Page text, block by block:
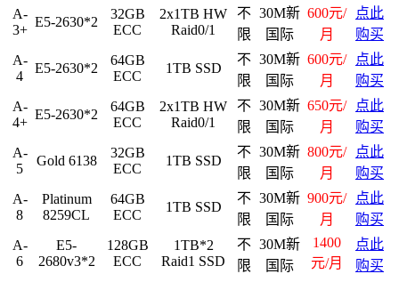
A-
3+
E5-2630*2
32GB
ECC
2x1TB HW
Raid0/1
不
限
30M新
国际
600元/
月
点此
购买
A-
4
E5-2630*2
64GB
ECC
1TB SSD
不
限
30M新
国际
600元/
月
点此
购买
A-
4+
E5-2630*2
64GB
ECC
2x1TB HW
Raid0/1
不
限
30M新
国际
650元/
月
点此
购买
A-
5
Gold 6138
32GB
ECC
1TB SSD
不
限
30M新
国际
800元/
月
点此
购买
A-
8
Platinum
8259CL
64GB
ECC
1TB SSD
不
限
30M新
国际
900元/
月
点此
购买
A-
6
E5-
2680v3*2
128GB
ECC
1TB*2
Raid1 SSD
不
限
30M新
国际
1400
元/月
点此
购买